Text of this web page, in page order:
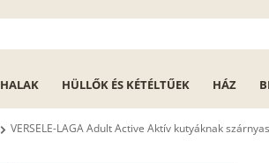
HALAK HÜLLŐK ÉS KÉTÉLTŰEK HÁZ
VERSELE-LAGA Adult Active Aktív kutyáknak